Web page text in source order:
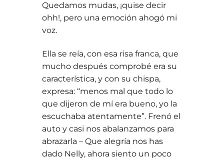
Quedamos mudas, ¡quise decir
ohh!, pero una emoción ahogó mi
voz.
Ella se reía, con esa risa franca, que
mucho después comprobé era su
característica, y con su chispa,
expresa: “menos mal que todo lo
que dijeron de mí era bueno, yo la
escuchaba atentamente”. Frenó el
auto y casi nos abalanzamos para
abrazarla – Que alegría nos has
dado Nelly, ahora siento un poco